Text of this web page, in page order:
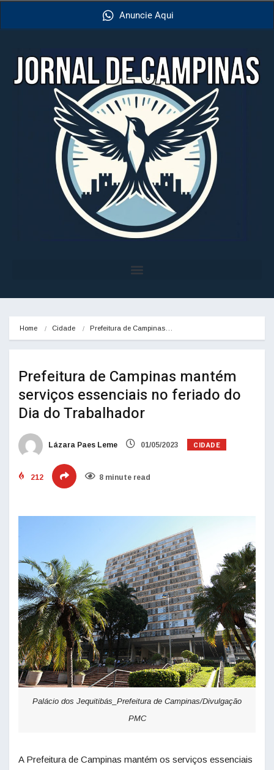
Anuncie Aqui
Home Cidade Prefeitura de Campinas…
Prefeitura de Campinas mantém
serviços essenciais no feriado do
Dia do Trabalhador
Lázara Paes Leme 01/05/2023 CIDADE
212 8 minute read
Palácio dos Jequitibás_Prefeitura de Campinas/Divulgação
PMC
A Prefeitura de Campinas mantém os serviços essenciais